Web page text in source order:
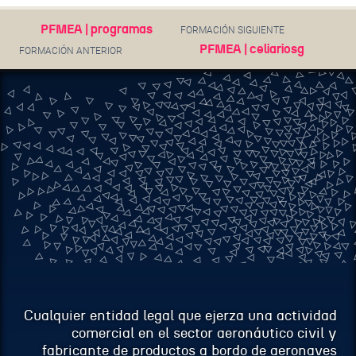
PFMEA | programas
FORMACIÓN ANTERIOR
FORMACIÓN SIGUIENTE
PFMEA | celiariosg
Cualquier entidad legal que ejerza una actividad
comercial en el sector aeronáutico civil y
fabricante de productos a bordo de aeronaves
EMAIL
MENSAJE